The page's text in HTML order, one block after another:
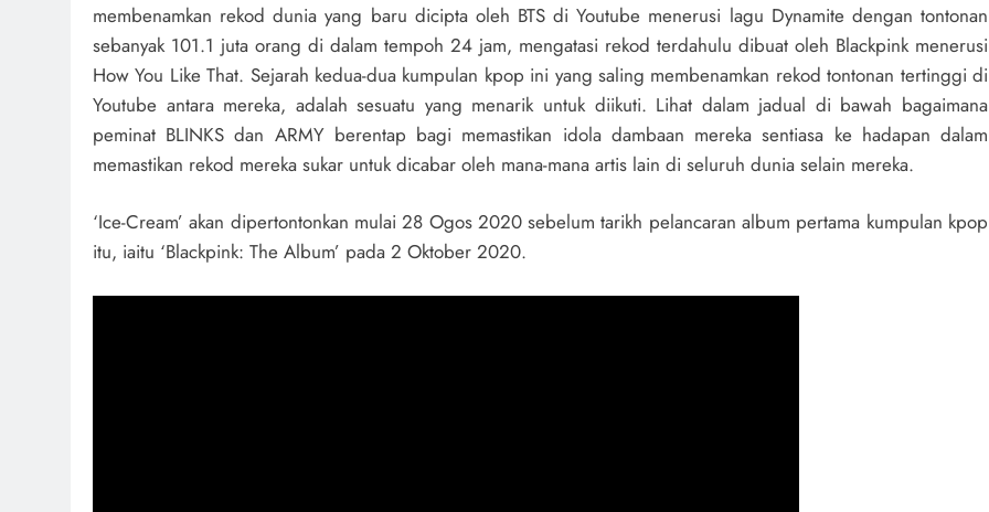
membenamkan rekod dunia yang baru dicipta oleh BTS di Youtube menerusi lagu Dynamite dengan tontonan
sebanyak 101.1 juta orang di dalam tempoh 24 jam, mengatasi rekod terdahulu dibuat oleh Blackpink menerusi
How You Like That. Sejarah kedua-dua kumpulan kpop ini yang saling membenamkan rekod tontonan tertinggi di
Youtube antara mereka, adalah sesuatu yang menarik untuk diikuti. Lihat dalam jadual di bawah bagaimana
peminat BLINKS dan ARMY berentap bagi memastikan idola dambaan mereka sentiasa ke hadapan dalam
memastikan rekod mereka sukar untuk dicabar oleh mana-mana artis lain di seluruh dunia selain mereka.
‘Ice-Cream’ akan dipertontonkan mulai 28 Ogos 2020 sebelum tarikh pelancaran album pertama kumpulan kpop
itu, iaitu ‘Blackpink: The Album’ pada 2 Oktober 2020.